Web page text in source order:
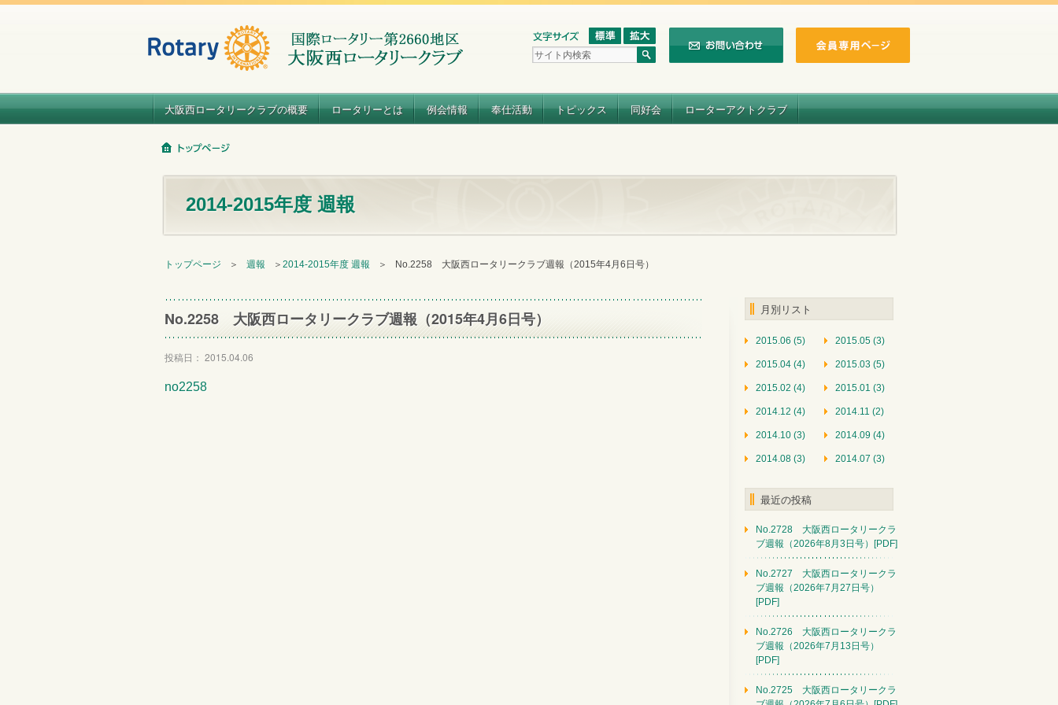
大阪西ロータリークラブの概要 ロータリーとは 例会情報 奉仕活動 トピックス 同好会 ローターアクトクラブ
2014-2015年度 週報
トップページ ＞ 週報 ＞ 2014-2015年度 週報 ＞ No.2258 大阪西ロータリークラブ週報（2015年4月6日号）
No.2258 大阪西ロータリークラブ週報（2015年4月6日号）
投稿日： 2015.04.06
no2258
月別リスト
2015.06 (5) 2015.05 (3)
2015.04 (4) 2015.03 (5)
2015.02 (4) 2015.01 (3)
2014.12 (4) 2014.11 (2)
2014.10 (3) 2014.09 (4)
2014.08 (3) 2014.07 (3)
最近の投稿
No.2728 大阪西ロータリークラ
ブ週報（2026年8月3日号）[PDF]
No.2727 大阪西ロータリークラ
ブ週報（2026年7月27日号）
[PDF]
No.2726 大阪西ロータリークラ
ブ週報（2026年7月13日号）
[PDF]
No.2725 大阪西ロータリークラ